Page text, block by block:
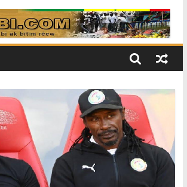
Pakistan et la Turquie signent un
accord de défense
RD Congo: Kinshasa interdit les
exportations de cuivre et de cobalt
production